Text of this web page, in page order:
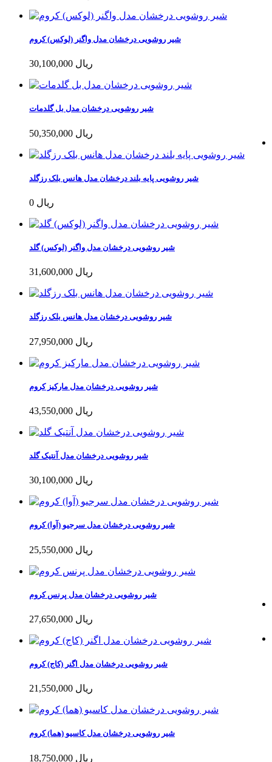
شیر روشویی درخشان مدل واگنر (لوکس) کروم
30,100,000 ریال
شیر روشویی درخشان مدل بل گلدمات
50,350,000 ریال
شیر روشویی پایه بلند درخشان مدل هانس بلک رزگلد
0 ریال
شیر روشویی درخشان مدل واگنر (لوکس) گلد
31,600,000 ریال
شیر روشویی درخشان مدل هانس بلک رزگلد
27,950,000 ریال
شیر روشویی درخشان مدل مارکیز کروم
43,550,000 ریال
شیر روشویی درخشان مدل آنتیک گلد
30,100,000 ریال
شیر روشویی درخشان مدل سرجیو (آوا) کروم
25,550,000 ریال
شیر روشویی درخشان مدل پرنس کروم
27,650,000 ریال
شیر روشویی درخشان مدل اگنر (کاج) کروم
21,550,000 ریال
شیر روشویی درخشان مدل کاسیو (هما) کروم
18,750,000 ریال